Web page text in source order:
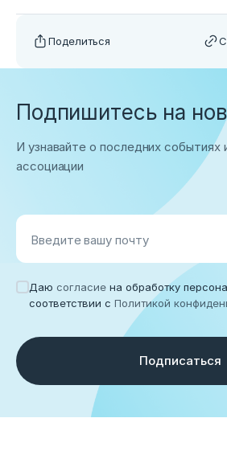
Поделиться
Подпишитесь на
И узнавайте о последних событиях
ассоциации
Введите вашу почту
Даю согласие на обработку
соответствии с Политикой
Подписаться